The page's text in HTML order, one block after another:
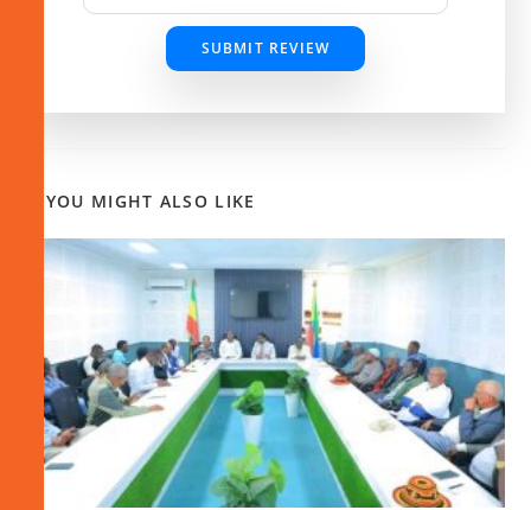
SUBMIT REVIEW
YOU MIGHT ALSO LIKE